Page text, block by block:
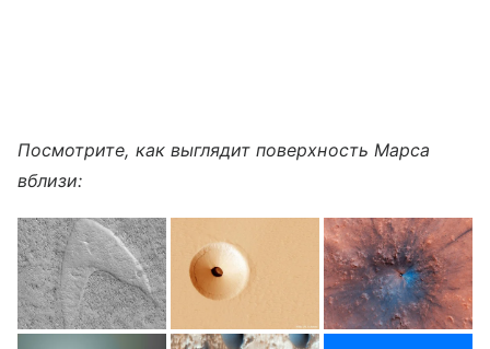
Посмотрите, как выглядит поверхность Марса
вблизи: